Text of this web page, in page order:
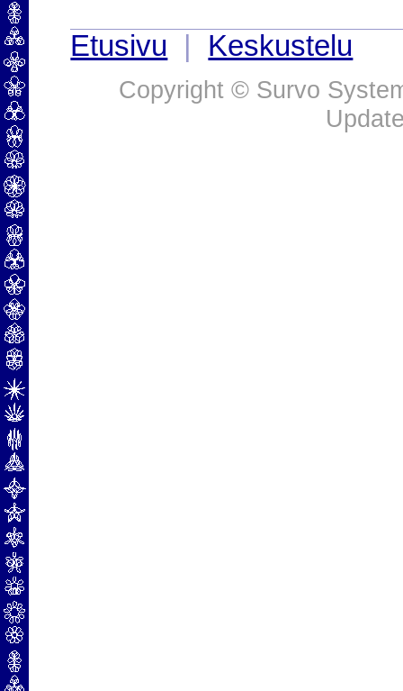
Etusivu
Keskustelu
Copyright © Survo